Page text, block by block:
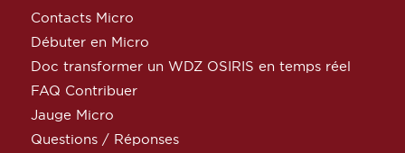
Contacts Micro
Débuter en Micro
Doc transformer un WDZ OSIRIS en temps réel
FAQ Contribuer
Jauge Micro
Questions / Réponses